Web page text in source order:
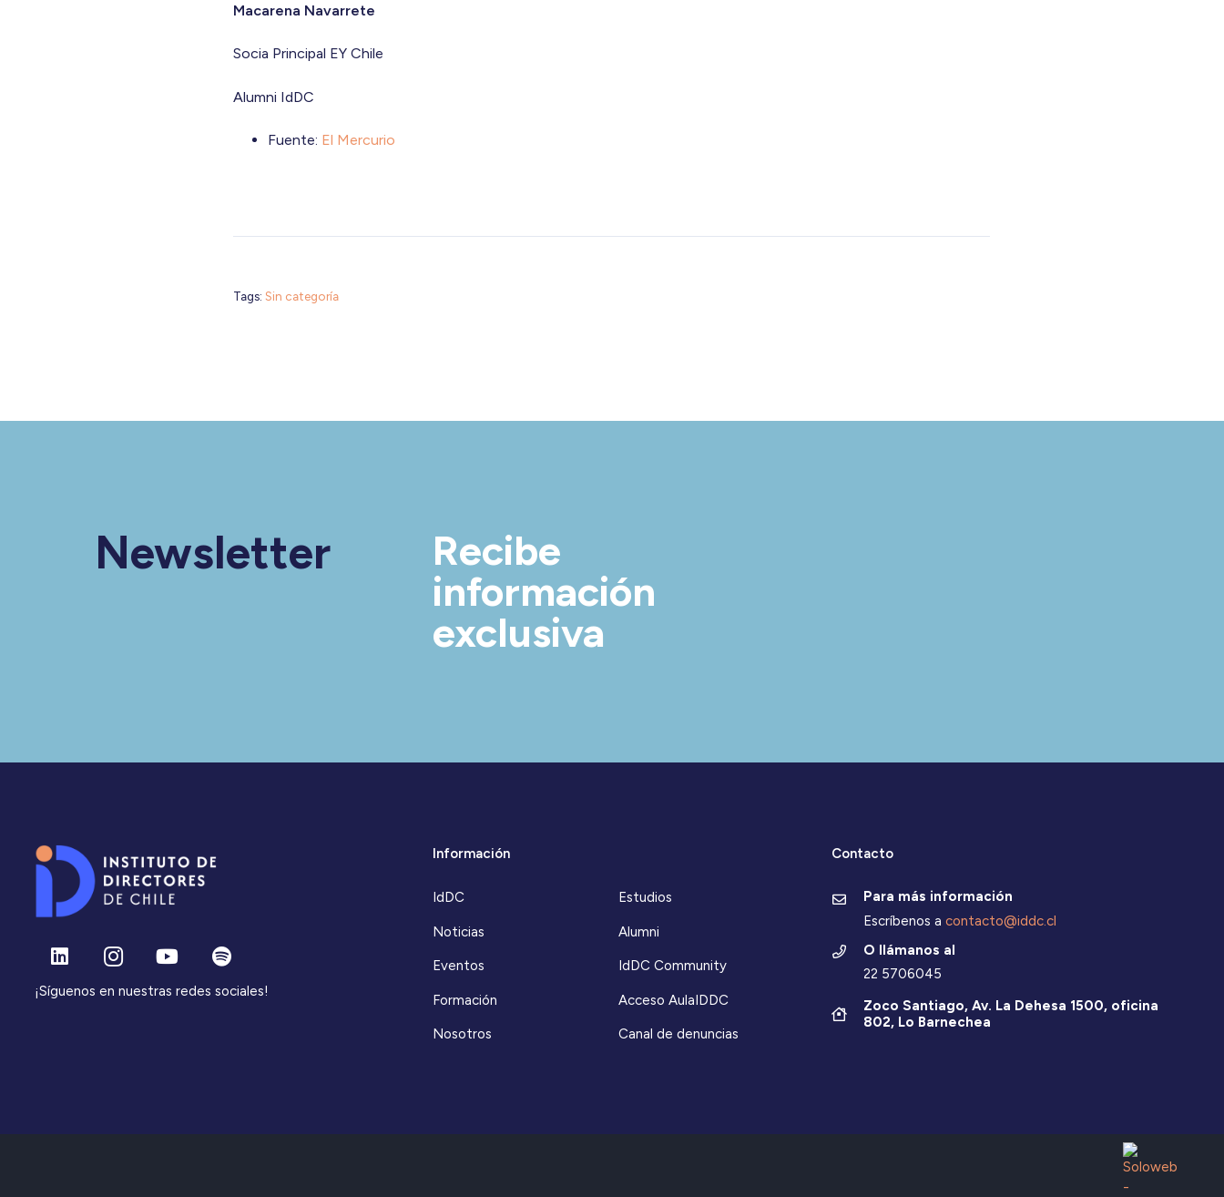
Macarena Navarrete
Socia Principal EYChile
Alumni IdDC
Fuente: El Mercurio
Tags:Sin categoría
Newsletter
Recibe
información
exclusiva
¡Síguenos en nuestras redes sociales!
Información
IdDC
Noticias
Eventos
Formación
Nosotros
Estudios
Alumni
IdDC Community
Acceso AulaIDDC
Canal de denuncias
Contacto
Para más información
Escríbenos a contacto@iddc.cl
O llámanos al
22 5706045
Zoco Santiago, Av. La Dehesa 1500, oficina
802, Lo Barnechea